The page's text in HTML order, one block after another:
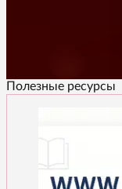
Полезные ресурсы